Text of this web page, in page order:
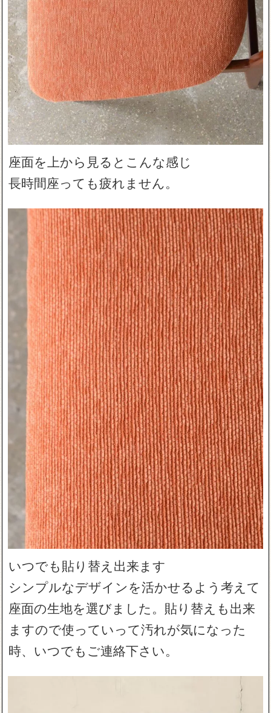
座面を上から見るとこんな感じ
長時間座っても疲れません。
いつでも貼り替え出来ます
シンプルなデザインを活かせるよう考えて
座面の生地を選びました。貼り替えも出来
ますので使っていって汚れが気になった
時、いつでもご連絡下さい。